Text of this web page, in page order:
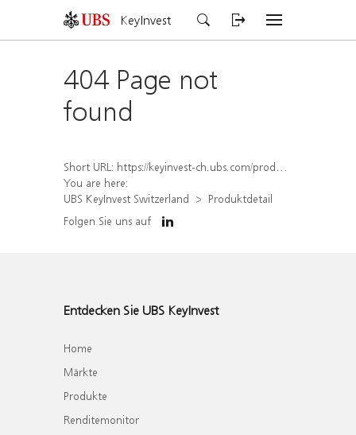
KeyInvest
404 Page not
found
Short URL: https://keyinvest-ch.ubs.com/produkt/detail/index/isin/CH1579765210
You are here:
UBS KeyInvest Switzerland
Produktdetail
Folgen Sie uns auf
Entdecken Sie UBS KeyInvest
Home
Märkte
Produkte
Renditemonitor